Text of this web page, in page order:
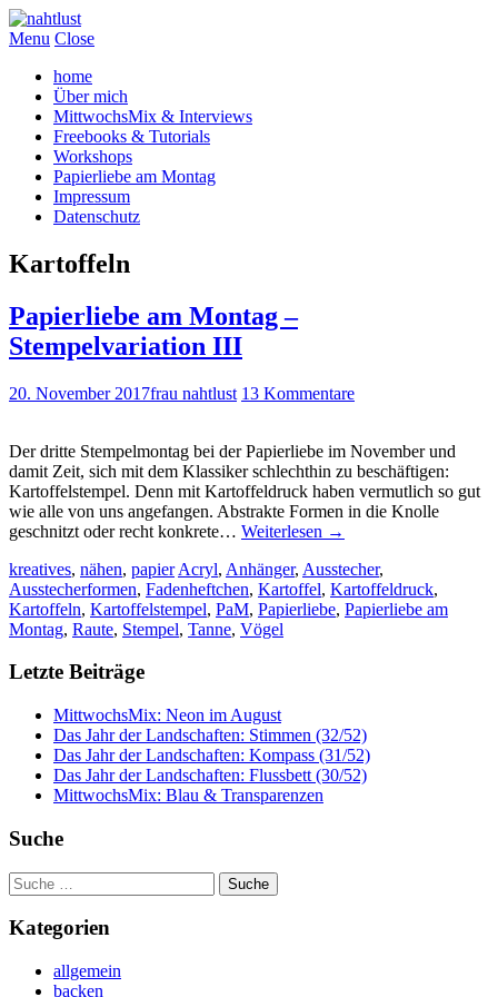
Menu Close
home
Über mich
MittwochsMix & Interviews
Freebooks & Tutorials
Workshops
Papierliebe am Montag
Impressum
Datenschutz
Kartoffeln
Papierliebe am Montag –
Stempelvariation III
20. November 2017frau nahtlust 13 Kommentare
Der dritte Stempelmontag bei der Papierliebe im November und
damit Zeit, sich mit dem Klassiker schlechthin zu beschäftigen:
Kartoffelstempel. Denn mit Kartoffeldruck haben vermutlich so gut
wie alle von uns angefangen. Abstrakte Formen in die Knolle
geschnitzt oder recht konkrete… Weiterlesen →
kreatives, nähen, papier Acryl, Anhänger, Ausstecher,
Ausstecherformen, Fadenheftchen, Kartoffel, Kartoffeldruck,
Kartoffeln, Kartoffelstempel, PaM, Papierliebe, Papierliebe am
Montag, Raute, Stempel, Tanne, Vögel
Letzte Beiträge
MittwochsMix: Neon im August
Das Jahr der Landschaften: Stimmen (32/52)
Das Jahr der Landschaften: Kompass (31/52)
Das Jahr der Landschaften: Flussbett (30/52)
MittwochsMix: Blau & Transparenzen
Suche
Suche
nach:
Kategorien
allgemein
backen